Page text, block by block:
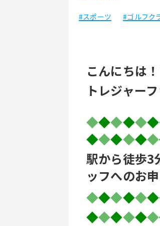
#スポーツ #ゴルフク
こんにちは
トレジャー
◆◆◆◆◆◆
◆◆◆◆◆◆
駅から徒歩3
ッフへのお
◆◆◆◆◆◆
◆◆◆◆◆◆